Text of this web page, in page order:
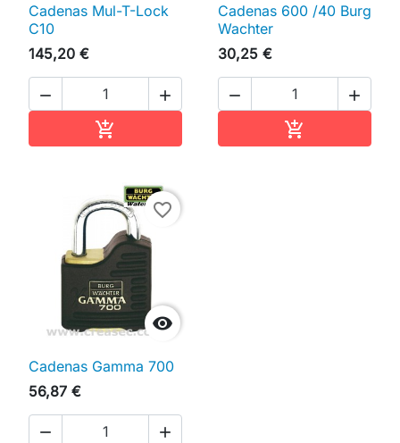
Cadenas Mul-T-Lock
C10
145,20 €
 

Cadenas 600 /40 Burg
Wachter
30,25 €
 


favorite_border
Cadenas Gamma 700
56,87 €
 